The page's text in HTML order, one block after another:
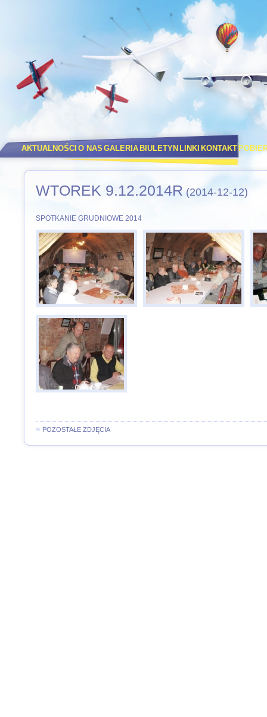
AKTUALNOŚCI O NAS GALERIA BIULETYN LINKI KONTAKT
WTOREK 9.12.2014R (2014-12-12)
SPOTKANIE GRUDNIOWE 2014
« POZOSTAŁE ZDJĘCIA